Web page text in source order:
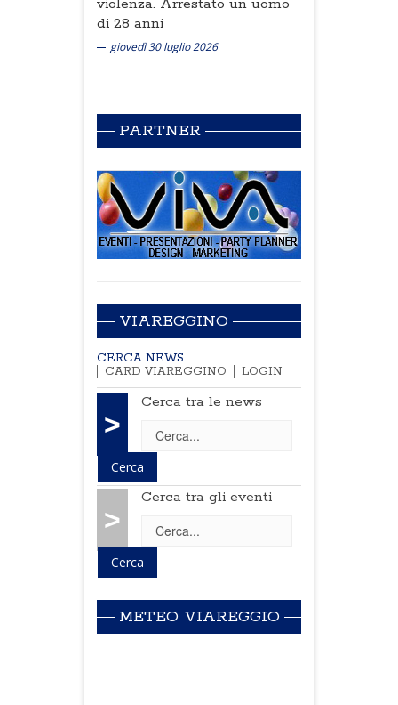
violenza. Arrestato un uomo
di 28 anni
giovedì 30 luglio 2026
PARTNER
VIAREGGINO
CERCA NEWS
CARD VIAREGGINO
LOGIN
>
Cerca tra le news
>
Cerca tra gli eventi
METEO VIAREGGIO